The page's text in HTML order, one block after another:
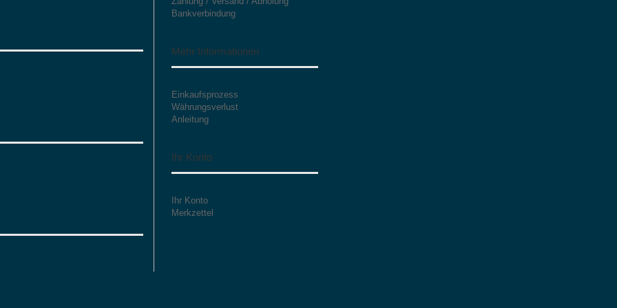
Bankverbindung
Mehr Informationen
Einkaufsprozess
Währungsverlust
Anleitung
Ihr Konto
Ihr Konto
Merkzettel